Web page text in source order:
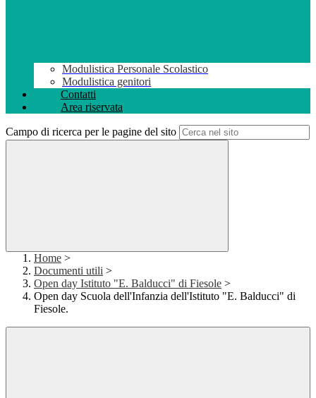
Modulistica Personale Scolastico
Modulistica genitori
Contatti
Area riservata
Campo di ricerca per le pagine del sito
Home >
Documenti utili >
Open day Istituto "E. Balducci" di Fiesole >
Open day Scuola dell'Infanzia dell'Istituto "E. Balducci" di
Fiesole.